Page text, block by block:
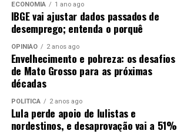
ECONOMIA 1 ano ago
IBGE vai ajustar dados passados de
desemprego; entenda o porquê
OPINIÃO 2 anos ago
Envelhecimento e pobreza: os desafios
de Mato Grosso para as próximas
décadas
POLÍTICA 2 anos ago
Lula perde apoio de lulistas e
nordestinos, e desaprovação vai a 51%